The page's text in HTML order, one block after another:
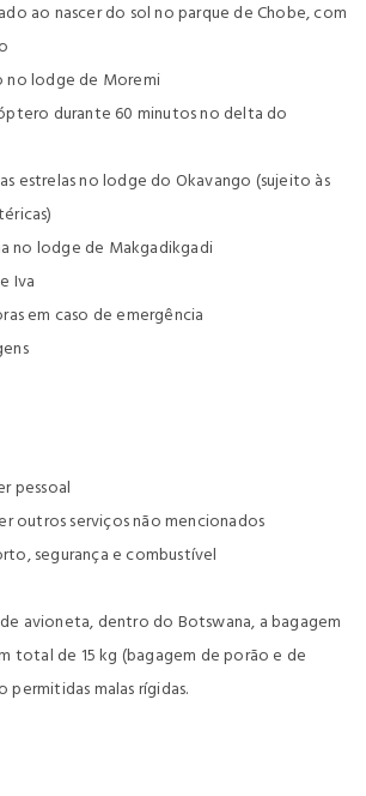
ao nascer do sol no parque de Chobe, com
no lodge de Moremi
durante 60 minutos no delta do
estrelas no lodge do Okavango (sujeito às
no lodge de Makgadikgadi
Iva
em caso de emergência
pessoal
outros serviços não mencionados
segurança e combustível
avioneta, dentro do Botswana, a bagagem
total de 15 kg (bagagem de porão e de
permitidas malas rígidas.